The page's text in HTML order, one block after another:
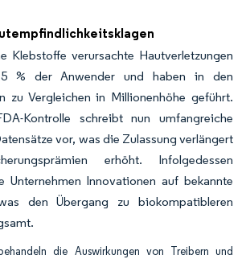
Klebstoffe verursachte Hautverletzungen
% der Anwender und haben in den
zu Vergleichen in Millionenhöhe geführt.
Kontrolle schreibt nun umfangreiche
vor, was die Zulassung verlängert
erhöht. Infolgedessen
Unternehmen Innovationen auf bekannte
den Übergang zu biokompatibleren
die Auswirkungen von Treibern und